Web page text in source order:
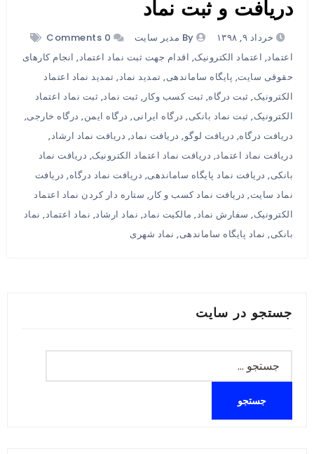
دریافت و ثبت نماد
خرداد ۹, ۱۳۹۸ By مدیر سایت
0 Comments
اعتماد, اعتماد الکترونیک, اقدام جهت ثبت نماد اعتماد, انجام کارهای
حقوقی سایت, پایگاه ساماندهی, تمدید نماد, تمدید نماد اعتماد
الکترونیک, ثبت درگاه, ثبت کسب وکار, ثبت نماد, ثبت نماد اعتماد
الکترونیک, ثبت نماد بانکی, درگاه ایرانی, درگاه ایمن, درگاه خارجی,
دریافت درگاه, دریافت لوگو, دریافت نماد, دریافت نماد ارشاد,
دریافت نماد اعتماد, دریافت نماد اعتماد الکترونیک, دریافت نماد
بانکی, دریافت نماد پایگاه ساماندهی, دریافت نماد درگاه, دریافت
نماد سایت, دریافت نماد کسب و کار, ستاره دار کردن نماد اعتماد
الکترونیک, سفارش نماد, مالکیت نماد, نماد ارشاد, نماد اعتماد, نماد
بانکی, نماد پایگاه ساماندهی, نماد شهری
جستجو در سایت
برای: